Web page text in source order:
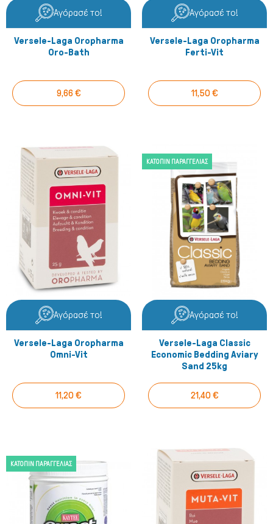
Αγόρασέ το!
Versele-Laga Oropharma
Oro-Bath
9,66 €
Αγόρασέ το!
Versele-Laga Oropharma
Ferti-Vit
11,50 €
Αγόρασέ το!
Versele-Laga Oropharma
Omni-Vit
11,20 €
ΚΑΤΌΠΙΝ ΠΑΡΑΓΓΕΛΊΑΣ
Αγόρασέ το!
Versele-Laga Classic
Economic Bedding Aviary
Sand 25kg
21,40 €
ΚΑΤΌΠΙΝ ΠΑΡΑΓΓΕΛΊΑΣ